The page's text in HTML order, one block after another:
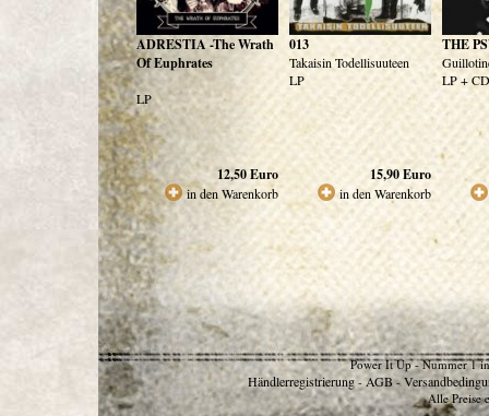
ADRESTIA -The Wrath
Of Euphrates
LP
12,50Euro
in den Warenkorb
013
Takaisin Todellisuuteen
LP
15,90Euro
in den Warenkorb
THE
LP + CD
Power It Up - Nummer 1
Händlerregistrierung - AGB -
Alle Preise